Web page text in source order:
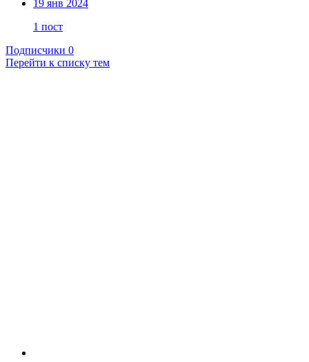
19 янв 2024
1 пост
Подписчики 0
Перейти к списку тем